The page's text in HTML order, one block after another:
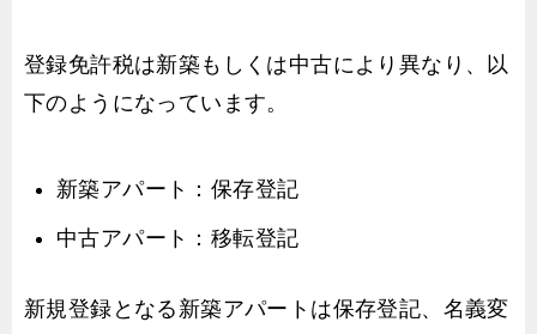
登録免許税は新築もしくは中古により異なり、以
下のようになっています。
新築アパート：保存登記
中古アパート：移転登記
新規登録となる新築アパートは保存登記、名義変